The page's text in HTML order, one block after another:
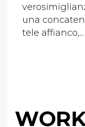
una
tele affianco,...